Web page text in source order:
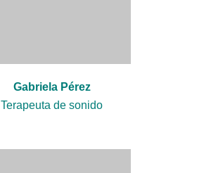
Gabriela Pérez
Terapeuta de sonido